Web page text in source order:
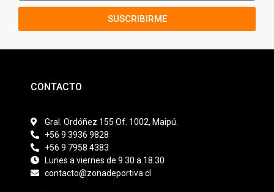
SUSCRIBIRME
CONTACTO
Gral. Ordóñez 155 Of. 1002, Maipú.
+56 9 3936 9828
+56 9 7958 4383
Lunes a viernes de 9.30 a 18.30
contacto@zonadeportiva.cl